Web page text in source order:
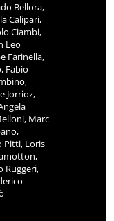
Bellora,
Calipari,
Ciambi,
Leo
Farinella,
Fabio
Jorrioz,
Marc
Pitti, Loris
Ruggeri,